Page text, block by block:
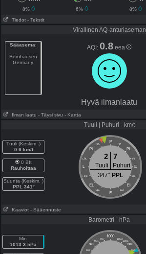
8%
6% 8%
Tiedot - Tekstit
Virallinen AQ-anturiaseman
Sääasema:
Bernhausen
Germany
AQI:0.8 eea
Hyvä ilmanlaatu
Ilman laatu - Täysi sivu - Kartta
Tuuli | Puhuri - km/t
Tuuli (Keskim. )
0.6 km/t
0 Bft
Rauhoittaa
Suunta (Keskim. )
PPL 341°
P
PPL PPI
PL PI
LPL IPI
L E
LESL IEI
EL EI
EEL EEI
E
2 7
Tuuli
Puhuri
347° PPL
Kaaviot - Sääennuste
Barometri - hPa
Min
1013.3 hPa
1000
997 1003
994
1006
991
1009
988
1012